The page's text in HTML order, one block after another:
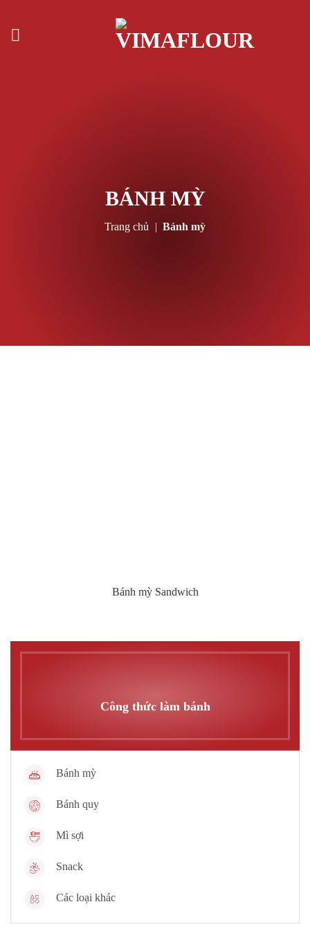
content
BÁNH MỲ
Trang chủ | Bánh mỳ
Công thức làm bánh
Bánh mỳ
Bánh quy
Mì sợi
Snack
Các loại khác
Bánh mỳ Sandwich